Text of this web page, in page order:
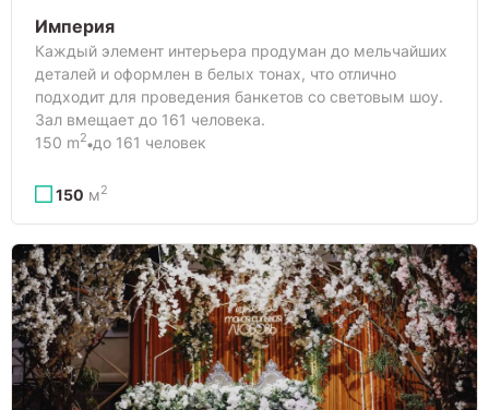
Империя
Каждый элемент интерьера продуман до мельчайших
деталей и оформлен в белых тонах, что отлично
подходит для проведения банкетов со световым шоу.
Зал вмещает до 161 человека.
150 m2 до 161 человек
150 м2